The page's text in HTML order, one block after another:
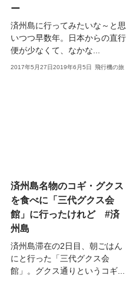
ー
済州島に行ってみたいな～と思
いつつ早数年。日本からの直行
便が少なくて、なかな...
2017年5月27日2019年6月5日 飛行機の旅
済州島名物のコギ・グクス
を食べに「三代グクス会
館」に行ったけれど #済
州島
済州島滞在の2日目、朝ごはん
にと行った「三代グクス会
館」。グクス通りというコギ...